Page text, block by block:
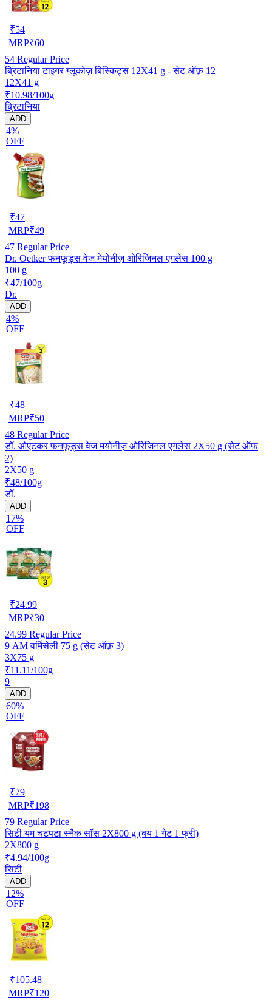
₹54
MRP₹60
54 Regular Price
ब्रिटानिया टाइगर ग्लूकोज़ बिस्किट्स 12X41 g - सेट ऑफ़ 12
12X41 g
₹10.98/100g
ब्रिटानिया
ADD
4%
OFF
₹47
MRP₹49
47 Regular Price
Dr. Oetker फनफूड्स वेज मेयोनीज़ ओरिजिनल एगलेस 100 g
100 g
₹47/100g
Dr.
ADD
4%
OFF
₹48
MRP₹50
48 Regular Price
डॉ. ओएटकर फनफूड्स वेज मयोनीज़ ओरिजिनल एगलेस 2X50 g (सेट ऑफ़
2)
2X50 g
₹48/100g
डॉ.
ADD
17%
OFF
₹24.99
MRP₹30
24.99 Regular Price
9 AM वर्मिसेली 75 g (सेट ऑफ़ 3)
3X75 g
₹11.11/100g
9
ADD
60%
OFF
₹79
MRP₹198
79 Regular Price
सिटी यम चटपटा स्नैक सॉस 2X800 g (बय 1 गेट 1 फ्री)
2X800 g
₹4.94/100g
सिटी
ADD
12%
OFF
₹105.48
MRP₹120